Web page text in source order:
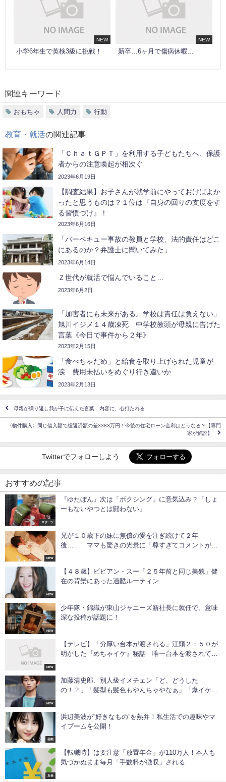
NEW
小学6年生で英検3級に挑戦！
NEW
新卒…6ヶ月で傷病休暇…
関連キーワード
おもちゃ 人間力 行動
教育・就活の関連記事
「ＣｈａｔＧＰＴ」を利用する子どもたちへ、保護
者からの注意喚起が相次ぐ
2023年6月19日
【調査結果】お子さんが就学前にやっておけばよか
ったと思うものは？１位は『自身の回りの支度をす
る習慣づけ』！
2023年6月16日
「バーベキュー事故の教員と学校、法的責任はどこ
にあるのか？弁護士に聞いてみた」
2023年6月14日
Ｚ世代が就活で悩んでいること…
2023年6月2日
「加害者にも未来がある。学校は責任は負えない」
旭川イジメ１４歳凍死 中学校教頭が母親に告げた
言葉《今日で事件から２年》
2023年2月15日
「食べちゃだめ」と給食を取り上げられた児童が
涙 費用未払いをめぐり行き違いか
2023年2月13日
母親が繰り返し我が子に伝えた言葉 内容に、心打たれる
〈物件購入〉同じ借入額で総返済額の差3383万円！今後の住宅ローン金利はどうなる？【専門
家が解説】
Twitterでフォローしよう
おすすめの記事
スポーツ
『ゆたぼん』次は「ボクシング」に意気込み？「しょ
ーもないやつとは闘わない」
NEW
兄が１０歳下の妹に無償の愛を注ぎ続けて２年
後…… ママも驚きの光景に「尊すぎてコメントが浮
NEW
【４８歳】ビビアン・スー「２５年前と同じ美貌」健
在の背景にあった過酷ルーティン
NEW
少年隊・錦織が東山ジャニーズ新社長に就任で、意味
深な投稿が話題に！
NEW
【テレビ】「分厚い台本が渡される」江頭２：５０が
明かした『めちゃイケ』秘話 唯一台本を渡されてい
NEW
加藤清史郎、別人級イメチェン「ど、どうした
の！？」「髪型も髪色もやんちゃやなぁ」「爆イケで
芸能
浜辺美波が“好きなもの”を熱弁！私生活での趣味やマ
イブームを公開！
お金
【転職時】は要注意「放置年金」が110万人！本人も
気づかぬまま毎月「手数料が徴収」される